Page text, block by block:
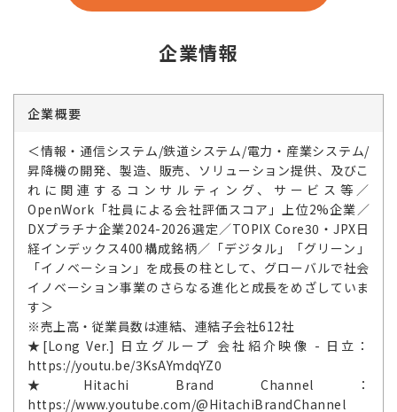
企業情報
企業概要
＜情報・通信システム/鉄道システム/電力・産業システム/
昇降機の開発、製造、販売、ソリューション提供、及びこ
れに関連するコンサルティング、サービス等／
OpenWork「社員による会社評価スコア」上位2%企業／
DXプラチナ企業2024-2026選定／TOPIX Core30・JPX日
経インデックス400構成銘柄／「デジタル」「グリーン」
「イノベーション」を成長の柱として、グローバルで社会
イノベーション事業のさらなる進化と成長をめざしていま
す＞
※売上高・従業員数は連結、連結子会社612社
★[Long Ver.] 日立グループ 会社紹介映像 - 日立：
https://youtu.be/3KsAYmdqYZ0
★Hitachi Brand Channel：
https://www.youtube.com/@HitachiBrandChannel